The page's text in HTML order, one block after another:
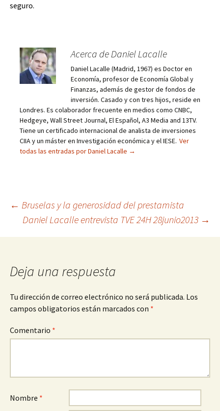
seguro.
Acerca de Daniel Lacalle
Daniel Lacalle (Madrid, 1967) es Doctor en
Economía, profesor de Economía Global y
Finanzas, además de gestor de fondos de
inversión. Casado y con tres hijos, reside en
Londres. Es colaborador frecuente en medios como CNBC,
Hedgeye, Wall Street Journal, El Español, A3 Media and 13TV.
Tiene un certificado internacional de analista de inversiones
CIIA y un máster en Investigación económica y el IESE. Ver
todas las entradas por Daniel Lacalle →
Navegación
← Bruselas y la generosidad del prestamista
Daniel Lacalle entrevista TVE 24H 28junio2013 →
Deja una respuesta
Tu dirección de correo electrónico no será publicada. Los
campos obligatorios están marcados con *
Comentario *
Nombre *